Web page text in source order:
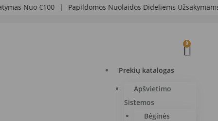
Nuo €100 | Papildomos Nuolaidos Dideliems Užsakymams |
0
Prekių katalogas
Apšvietimo
Sistemos
Bėginės